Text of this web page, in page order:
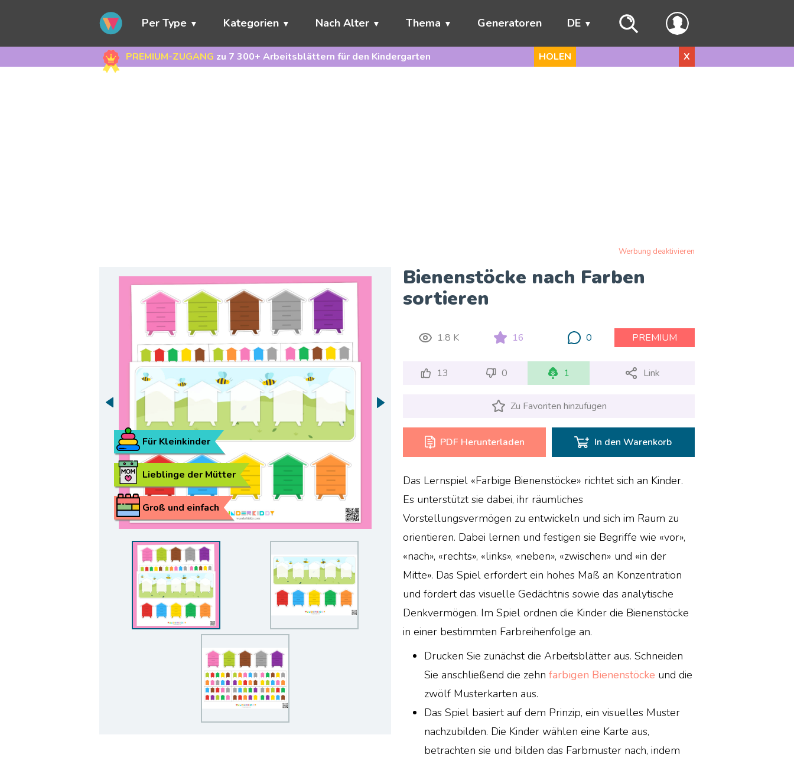
Per Type Kategorien Nach Alter Thema Generatoren DE
PREMIUM-ZUGANG zu 7 300+ Arbeitsblättern für den Kindergarten HOLEN X
Werbung deaktivieren
Bienenstöcke nach Farben
sortieren
Groß und einfach
Lieblinge der Mütter
Für Kleinkinder
1.8 K 16 0 PREMIUM
13 0 1 Link
Zu Favoriten hinzufügen
PDF Herunterladen In den Warenkorb
Das Lernspiel «Farbige Bienenstöcke» richtet sich an Kinder.
Es unterstützt sie dabei, ihr räumliches
Vorstellungsvermögen zu entwickeln und sich im Raum zu
orientieren. Dabei lernen und festigen sie Begriffe wie «vor»,
«nach», «rechts», «links», «neben», «zwischen» und «in der
Mitte». Das Spiel erfordert ein hohes Maß an Konzentration
und fördert das visuelle Gedächtnis sowie das analytische
Denkvermögen. Im Spiel ordnen die Kinder die Bienenstöcke
in einer bestimmten Farbreihenfolge an.
Drucken Sie zunächst die Arbeitsblätter aus. Schneiden
Sie anschließend die zehnfarbigen Bienenstöcke und die
zwölf Musterkarten aus.
Das Spiel basiert auf dem Prinzip, ein visuelles Muster
nachzubilden. Die Kinder wählen eine Karte aus,
betrachten sie und bilden das Farbmuster nach, indem